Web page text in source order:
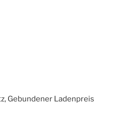
Gebundener Ladenpreis